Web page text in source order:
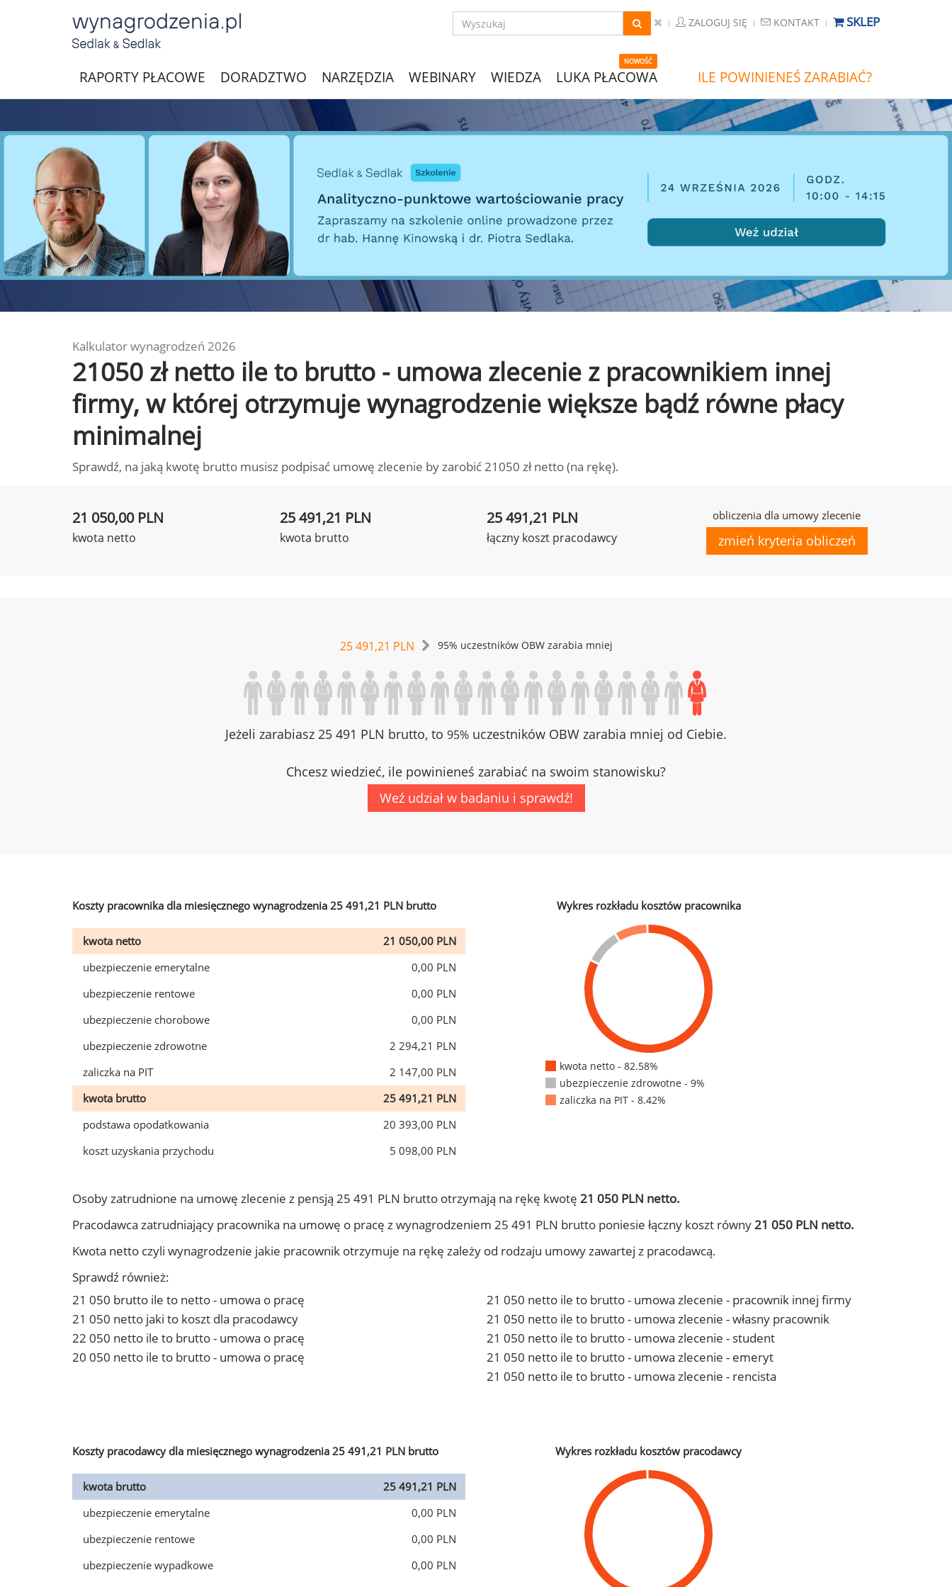
ZALOGUJ SIĘ KONTAKT SKLEP
RAPORTY PŁACOWE DORADZTWO NARZĘDZIA WEBINARY WIEDZA
NOWOŚĆ
LUKA PŁACOWA ILE POWINIENEŚ ZARABIAĆ?
Kalkulator wynagrodzeń 2026
21050 zł netto ile to brutto - umowa zlecenie z pracownikiem innej
firmy, w której otrzymuje wynagrodzenie większe bądź równe płacy
minimalnej
Sprawdź, na jaką kwotę brutto musisz podpisać umowę zlecenie by zarobić 21050 zł netto (na rękę).
21 050,00 PLN
kwota netto
25 491,21 PLN
kwota brutto
25 491,21 PLN
łączny koszt pracodawcy
obliczenia dla umowy zlecenie
zmień kryteria obliczeń
25 491,21 PLN 95% uczestników OBW zarabia mniej
Jeżeli zarabiasz 25 491 PLN brutto, to 95% uczestników OBW zarabia mniej od Ciebie.
Chcesz wiedzieć, ile powinieneś zarabiać na swoim stanowisku?
Weź udział w badaniu i sprawdź!
Koszty pracownika dla miesięcznego wynagrodzenia 25 491,21 PLN brutto
kwota netto
21 050,00 PLN
ubezpieczenie emerytalne
0,00 PLN
ubezpieczenie rentowe
0,00 PLN
ubezpieczenie chorobowe
0,00 PLN
ubezpieczenie zdrowotne
2 294,21 PLN
zaliczka na PIT
2 147,00 PLN
kwota brutto
25 491,21 PLN
podstawa opodatkowania
20 393,00 PLN
koszt uzyskania przychodu
5 098,00 PLN
Wykres rozkładu kosztów pracownika
kwota netto - 82.58%
ubezpieczenie zdrowotne - 9%
zaliczka na PIT - 8.42%
Osoby zatrudnione na umowę zlecenie z pensją 25 491 PLN brutto otrzymają na rękę kwotę 21 050 PLN netto.
Pracodawca zatrudniający pracownika na umowę o pracę z wynagrodzeniem 25 491 PLN brutto poniesie łączny koszt równy21 050 PLN netto.
Kwota netto czyli wynagrodzenie jakie pracownik otrzymuje na rękę zależy od rodzaju umowy zawartej z pracodawcą.
Sprawdź również:
21 050 brutto ile to netto - umowa o pracę
21 050 netto jaki to koszt dla pracodawcy
22 050 netto ile to brutto - umowa o pracę
20 050 netto ile to brutto - umowa o pracę
21 050 netto ile to brutto - umowa zlecenie - pracownik innej firmy
21 050 netto ile to brutto - umowa zlecenie - własny pracownik
21 050 netto ile to brutto - umowa zlecenie - student
21 050 netto ile to brutto - umowa zlecenie - emeryt
21 050 netto ile to brutto - umowa zlecenie - rencista
Koszty pracodawcy dla miesięcznego wynagrodzenia 25 491,21 PLN brutto
kwota brutto
25 491,21 PLN
ubezpieczenie emerytalne
0,00 PLN
ubezpieczenie rentowe
0,00 PLN
ubezpieczenie wypadkowe
0,00 PLN
Wykres rozkładu kosztów pracodawcy